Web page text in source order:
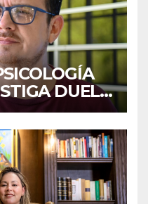
DUELO
DE